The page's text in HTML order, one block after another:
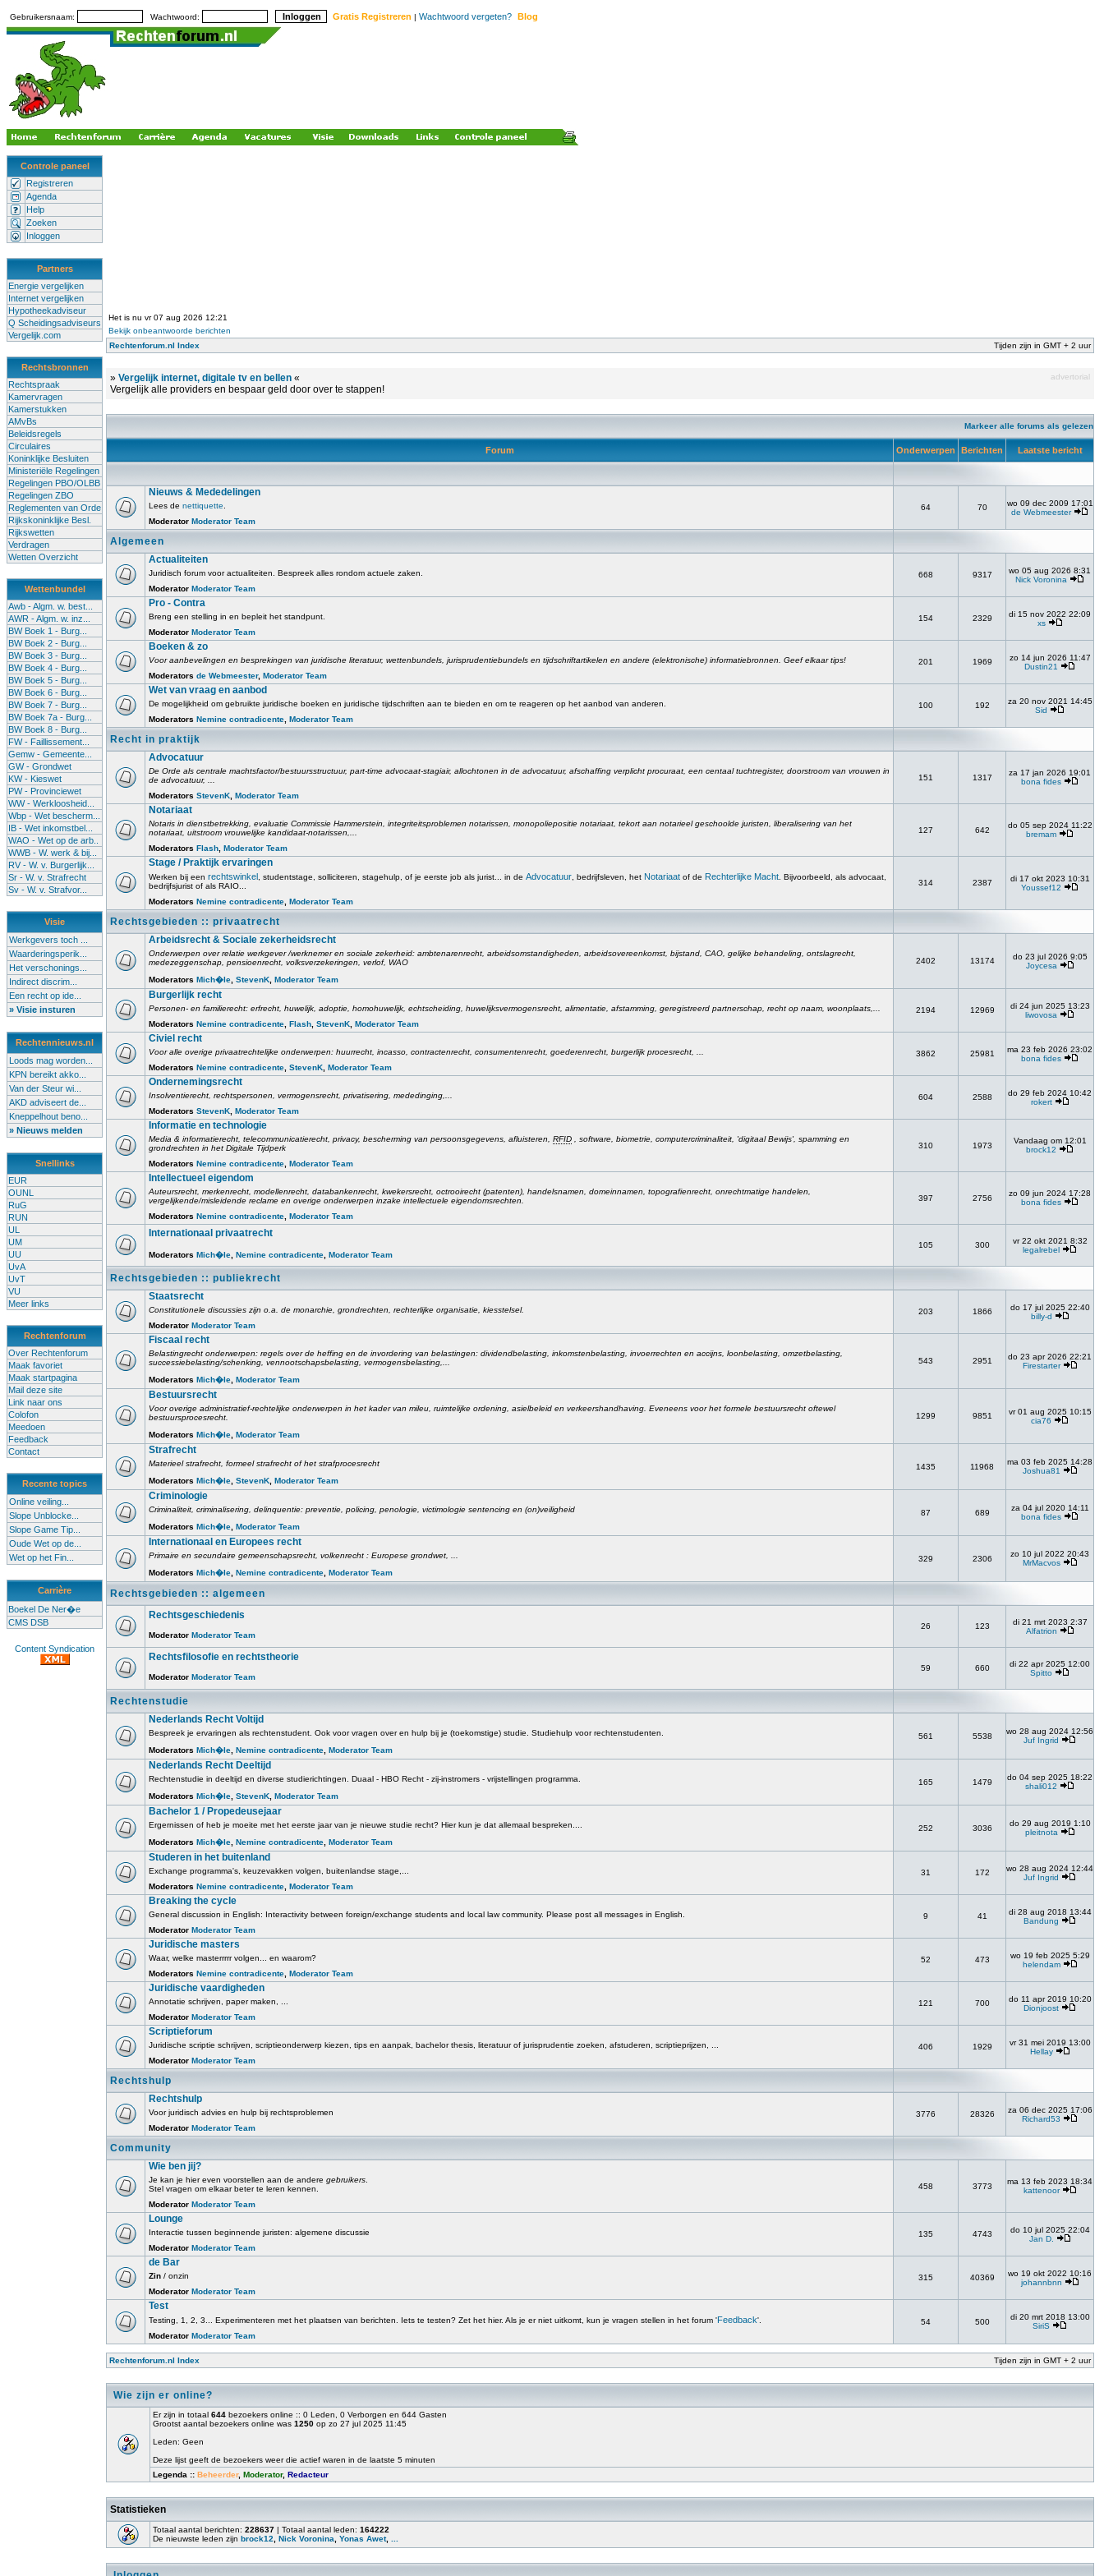
Gebruikersnaam: Wachtwoord: Gratis Registreren | Wachtwoord vergeten? Blog
Controle paneel
Registreren
Agenda
Help
Zoeken
Inloggen
Partners
Energie vergelijken
Internet vergelijken
Hypotheekadviseur
Q Scheidingsadviseurs
Vergelijk.com
Rechtsbronnen
Rechtspraak
Kamervragen
Kamerstukken
AMvBs
Beleidsregels
Circulaires
Koninklijke Besluiten
Ministeriële Regelingen
Regelingen PBO/OLBB
Regelingen ZBO
Reglementen van Orde
Rijkskoninklijke Besl.
Rijkswetten
Verdragen
Wetten Overzicht
Wettenbundel
Awb - Algm. w. best...
AWR - Algm. w. inz...
BW Boek 1 - Burg...
BW Boek 2 - Burg...
BW Boek 3 - Burg...
BW Boek 4 - Burg...
BW Boek 5 - Burg...
BW Boek 6 - Burg...
BW Boek 7 - Burg...
BW Boek 7a - Burg...
BW Boek 8 - Burg...
FW - Faillissement...
Gemw - Gemeente...
GW - Grondwet
KW - Kieswet
PW - Provinciewet
WW - Werkloosheid...
Wbp - Wet bescherm...
IB - Wet inkomstbel...
WAO - Wet op de arb..
WWB - W. werk & bij...
RV - W. v. Burgerlijk...
Sr - W. v. Strafrecht
Sv - W. v. Strafvor...
Visie
Werkgevers toch ...
Waarderingsperik...
Het verschonings...
Indirect discrim...
Een recht op ide...
» Visie insturen
Rechtennieuws.nl
Loods mag worden...
KPN bereikt akko...
Van der Steur wi...
AKD adviseert de...
Kneppelhout beno...
» Nieuws melden
Snellinks
EUR
OUNL
RuG
RUN
UL
UM
UU
UvA
UvT
VU
Meer links
Rechtenforum
Over Rechtenforum
Maak favoriet
Maak startpagina
Mail deze site
Link naar ons
Colofon
Meedoen
Feedback
Contact
Recente topics
Online veiling...
Slope Unblocke...
Slope Game Tip...
Oude Wet op de...
Wet op het Fin...
Carrière
Boekel De Ner�e
CMS DSB
Content Syndication
Het is nu vr 07 aug 2026 12:21
Bekijk onbeantwoorde berichten
Rechtenforum.nl Index
Tijden zijn in GMT + 2 uur
» Vergelijk internet, digitale tv en bellen « advertorial
Vergelijk alle providers en bespaar geld door over te stappen!
Markeer alle forums als gelezen
Forum Onderwerpen Berichten Laatste bericht
Nieuws & Mededelingen
Lees de nettiquette
Moderator Moderator Team
64 70
wo 09 dec 2009 17:01
de Webmeester
Algemeen
Actualiteiten
Juridisch forum voor actualiteiten. Bespreek alles rondom actuele zaken.
Moderator Moderator Team
668 9317
wo 05 aug 2026 8:31
Nick Voronina
Pro - Contra
Breng een stelling in en bepleit het standpunt.
Moderator Moderator Team
154 2329
di 15 nov 2022 22:09
xs
Boeken & zo
Voor aanbevelingen en besprekingen van juridische literatuur, wettenbundels, jurisprudentiebundels en tijdschriftartikelen en andere (elektronische) informatiebronnen. Geef elkaar tips!
Moderators de Webmeester, Moderator Team
201 1969
zo 14 jun 2026 11:47
Dustin21
Wet van vraag en aanbod
De mogelijkheid om gebruikte juridische boeken en juridische tijdschriften aan te bieden en om te reageren op het aanbod van anderen.
Moderators Nemine contradicente Moderator Team
100 192
za 20 nov 2021 14:45
Sid
Recht in praktijk
Advocatuur
De Orde als centrale machtsfactor/bestuursstructuur, part-time advocaat-stagiair, allochtonen in de advocatuur, afschaffing verplicht procuraat, een centaal tuchtregister, doorstroom van vrouwen in
de advocatuur, ...
Moderators StevenK Moderator Team
151 1317
za 17 jan 2026 19:01
bona fides
Notariaat
Notaris in dienstbetrekking, evaluatie Commissie Hammerstein, integriteitsproblemen notarissen, monopoliepositie notariaat, tekort aan notarieel geschoolde juristen, liberalisering van het
notariaat, uitstroom vrouwelijke kandidaat-notarissen,...
Moderators Flash Moderator Team
127 642
do 05 sep 2024 11:22
bremam
Stage / Praktijk ervaringen
Werken bij een rechtswinkel , studentstage, solliciteren, stagehulp, of je eerste job als jurist... in de Advocatuur , bedrijfsleven, het Notariaat of de Rechterlijke Macht . Bijvoorbeeld, als advocaat,
bedrijfsjurist of als RAIO...
Moderators Nemine contradicente Moderator Team
314 2387
di 17 okt 2023 10:31
Youssef12
Rechtsgebieden :: privaatrecht
Arbeidsrecht & Sociale zekerheidsrecht
Onderwerpen over relatie werkgever /werknemer en sociale zekerheid: ambtenarenrecht, arbeidsomstandigheden, arbeidsovereenkomst, bijstand, CAO, gelijke behandeling, ontslagrecht,
medezeggenschap, pensioenrecht, volksverzekeringen, verlof, WAO
Moderators Mich�le StevenK Moderator Team
2402 13174
do 23 jul 2026 9:05
Joycesa
Burgerlijk recht
Personen- en familierecht: erfrecht, huwelijk, adoptie, homohuwelijk, echtscheiding, huwelijksvermogensrecht, alimentatie, afstamming, geregistreerd partnerschap, recht op naam, woonplaats,...
Moderators Nemine contradicente Flash StevenK Moderator Team
2194 12969
di 24 jun 2025 13:23
liwovosa
Civiel recht
Voor alle overige privaatrechtelijke onderwerpen: huurrecht, incasso, contractenrecht, consumentenrecht, goederenrecht, burgerlijk procesrecht, ...
Moderators Nemine contradicente StevenK Moderator Team
3862 25981
ma 23 feb 2026 23:02
bona fides
Ondernemingsrecht
Insolventierecht, rechtspersonen, vermogensrecht, privatisering, mededinging,...
Moderators StevenK Moderator Team
604 2588
do 29 feb 2024 10:42
rokert
Informatie en technologie
Media & informatierecht, telecommunicatierecht, privacy, bescherming van persoonsgegevens, afluisteren, RFID , software, biometrie, computercriminaliteit, 'digitaal Bewijs', spamming en
grondrechten in het Digitale Tijdperk
Moderators Nemine contradicente Moderator Team
310 1973
Vandaag om 12:01
brock12
Intellectueel eigendom
Auteursrecht, merkenrecht, modellenrecht, databankenrecht, kwekersrecht, octrooirecht (patenten), handelsnamen, domeinnamen, topografienrecht, onrechtmatige handelen,
vergelijkende/misleidende reclame en overige onderwerpen inzake intellectuele eigendomsrechten.
Moderators Nemine contradicente Moderator Team
397 2756
zo 09 jun 2024 17:28
bona fides
Internationaal privaatrecht
Moderators Mich�le Nemine contradicente Moderator Team
105 300
vr 22 okt 2021 8:32
legalrebel
Rechtsgebieden :: publiekrecht
Staatsrecht
Constitutionele discussies zijn o.a. de monarchie, grondrechten, rechterlijke organisatie, kiesstelsel.
Moderator Moderator Team
203 1866
do 17 jul 2025 22:40
billy-d
Fiscaal recht
Belastingrecht onderwerpen: regels over de heffing en de invordering van belastingen: dividendbelasting, inkomstenbelasting, invoerrechten en accijns, loonbelasting, omzetbelasting,
successiebelasting/schenking, vennootschapsbelasting, vermogensbelasting,...
Moderators Mich�le Moderator Team
543 2951
do 23 apr 2026 22:21
Firestarter
Bestuursrecht
Voor overige administratief-rechtelijke onderwerpen in het kader van mileu, ruimtelijke ordening, asielbeleid en verkeershandhaving. Eveneens voor het formele bestuursrecht oftewel
bestuursprocesrecht.
Moderators Mich�le Moderator Team
1299 9851
vr 01 aug 2025 10:15
cia76
Strafrecht
Materieel strafrecht, formeel strafrecht of het strafprocesrecht
Moderators Mich�le StevenK Moderator Team
1435 11968
ma 03 feb 2025 14:28
Joshua81
Criminologie
Criminaliteit, criminalisering, delinquentie: preventie, policing, penologie, victimologie sentencing en (on)veiligheid
Moderators Mich�le Moderator Team
87 689
za 04 jul 2020 14:11
bona fides
Internationaal en Europees recht
Primaire en secundaire gemeenschapsrecht, volkenrecht : Europese grondwet, ...
Moderators Mich�le Nemine contradicente Moderator Team
329 2306
zo 10 jul 2022 20:43
MrMacvos
Rechtsgebieden :: algemeen
Rechtsgeschiedenis
Moderator Moderator Team
26 123
di 21 mrt 2023 2:37
Alfatrion
Rechtsfilosofie en rechtstheorie
Moderator Moderator Team
59 660
di 22 apr 2025 12:00
Spitto
Rechtenstudie
Nederlands Recht Voltijd
Bespreek je ervaringen als rechtenstudent. Ook voor vragen over en hulp bij je (toekomstige) studie. Studiehulp voor rechtenstudenten.
Moderators Mich�le Nemine contradicente Moderator Team
561 5538
wo 28 aug 2024 12:56
Juf Ingrid
Nederlands Recht Deeltijd
Rechtenstudie in deeltijd en diverse studierichtingen. Duaal - HBO Recht - zij-instromers - vrijstellingen programma.
Moderators Mich�le StevenK Moderator Team
165 1479
do 04 sep 2025 18:22
shali012
Bachelor 1 / Propedeusejaar
Ergernissen of heb je moeite met het eerste jaar van je nieuwe studie recht? Hier kun je dat allemaal bespreken....
Moderators Mich�le Nemine contradicente Moderator Team
252 3036
do 29 aug 2019 1:10
pleitnota
Studeren in het buitenland
Exchange programma's, keuzevakken volgen, buitenlandse stage,...
Moderators Nemine contradicente Moderator Team
31 172
wo 28 aug 2024 12:44
Juf Ingrid
Breaking the cycle
General discussion in English: Interactivity between foreign/exchange students and local law community. Please post all messages in English.
Moderator Moderator Team
9 41
di 28 aug 2018 13:44
Bandung
Juridische masters
Waar, welke masterrrrr volgen... en waarom?
Moderators Nemine contradicente Moderator Team
52 473
wo 19 feb 2025 5:29
helendam
Juridische vaardigheden
Annotatie schrijven, paper maken, ...
Moderator Moderator Team
121 700
do 11 apr 2019 10:20
Dionjoost
Scriptieforum
Juridische scriptie schrijven, scriptieonderwerp kiezen, tips en aanpak, bachelor thesis, literatuur of jurisprudentie zoeken, afstuderen, scriptieprijzen, ...
Moderator Moderator Team
406 1929
vr 31 mei 2019 13:00
Hellay
Rechtshulp
Rechtshulp
Voor juridisch advies en hulp bij rechtsproblemen
Moderator Moderator Team
3776 28326
za 06 dec 2025 17:06
Richard53
Community
Wie ben jij?
Je kan je hier even voorstellen aan de andere gebruikers
Stel vragen om elkaar beter te leren kennen.
Moderator Moderator Team
458 3773
ma 13 feb 2023 18:34
kattenoor
Lounge
Interactie tussen beginnende juristen: algemene discussie
Moderator Moderator Team
135 4743
do 10 jul 2025 22:04
Jan D.
de Bar
Zin / onzin
Moderator Moderator Team
315 40369
wo 19 okt 2022 10:16
johannbnn
Test
Testing, 1, 2, 3... Experimenteren met het plaatsen van berichten. Iets te testen? Zet het hier. Als je er niet uitkomt, kun je vragen stellen in het forum 'Feedback'.
Moderator Moderator Team
54 500
di 20 mrt 2018 13:00
SiriS
Rechtenforum.nl Index Tijden zijn in GMT + 2 uur
Wie zijn er online?
Er zijn in totaal 644 bezoekers online :: 0 Leden, 0 Verborgen en 644 Gasten
Grootst aantal bezoekers online was 1250 op zo 27 jul 2025 11:45
Leden: Geen
Deze lijst geeft de bezoekers weer die actief waren in de laatste 5 minuten
Legenda :: Beheerder, Moderator, Redacteur
Statistieken
Totaal aantal berichten: 228637 | Totaal aantal leden: 164222
De nieuwste leden zijn brock12 Nick Voronina Yonas Awet,